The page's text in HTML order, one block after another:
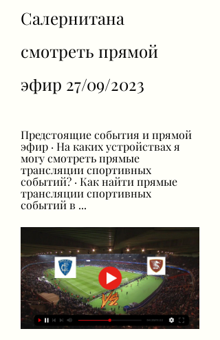
Салернитана
смотреть прямой
эфир 27/09/2023
Предстоящие события и прямой
эфир · На каких устройствах я
могу смотреть прямые
трансляции спортивных
событий? · Как найти прямые
трансляции спортивных
событий в ...